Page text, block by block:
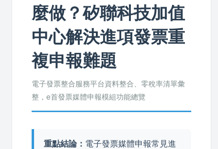
麼做？矽聯科技加值
中心解決進項發票重
複申報難題
電子發票整合服務平台資料整合、零稅率清單彙
整，e首發票媒體申報模組功能總覽
重點結論： 電子發票媒體申報常見進